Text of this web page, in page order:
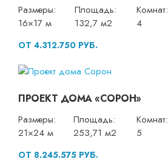
Размеры:
16×17 м
Площадь:
132,7 м2
Комнат:
4
ОТ 4.312.750 РУБ.
ПРОЕКТ ДОМА «СОРОН»
Размеры:
21×24 м
Площадь:
253,71 м2
Комнат:
5
ОТ 8.245.575 РУБ.